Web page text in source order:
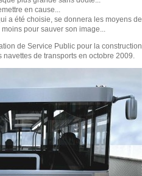
en cause...
a été choisie, se donnera les moyens de
pour sauver son image...
de Service Public pour la construction
de transports en octobre 2009.